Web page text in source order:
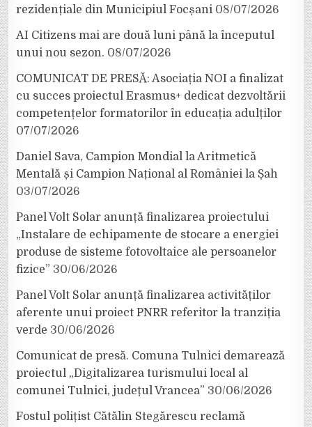
rezidențiale din Municipiul Focșani 08/07/2026
AI Citizens mai are două luni până la începutul
unui nou sezon. 08/07/2026
COMUNICAT DE PRESĂ: Asociația NOI a finalizat
cu succes proiectul Erasmus+ dedicat dezvoltării
competențelor formatorilor în educația adulților
07/07/2026
Daniel Sava, Campion Mondial la Aritmetică
Mentală și Campion Național al României la Șah
03/07/2026
Panel Volt Solar anunță finalizarea proiectului
„Instalare de echipamente de stocare a energiei
produse de sisteme fotovoltaice ale persoanelor
fizice” 30/06/2026
Panel Volt Solar anunță finalizarea activităților
aferente unui proiect PNRR referitor la tranziția
verde 30/06/2026
Comunicat de presă. Comuna Tulnici demarează
proiectul „Digitalizarea turismului local al
comunei Tulnici, județul Vrancea” 30/06/2026
Fostul polițist Cătălin Stegărescu reclamă